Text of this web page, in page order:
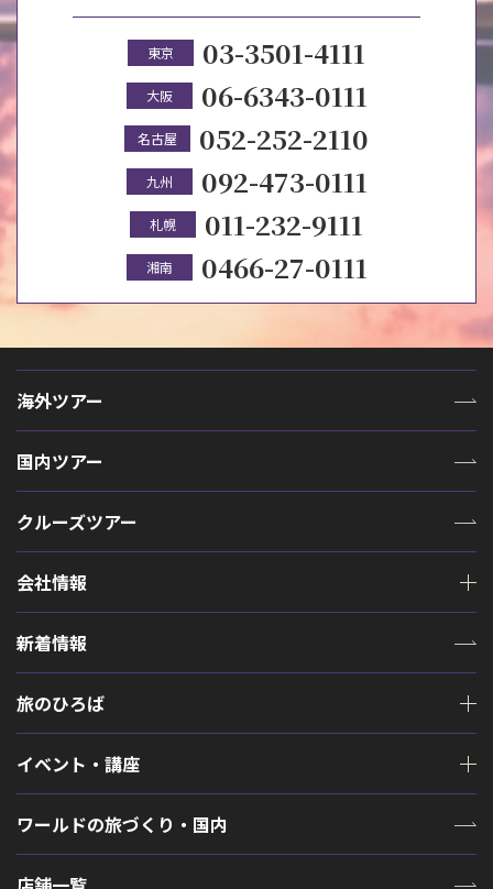
東京 03-3501-4111
大阪 06-6343-0111
名古屋 052-252-2110
九州 092-473-0111
札幌 011-232-9111
湘南 0466-27-0111
海外ツアー
国内ツアー
クルーズツアー
会社情報
新着情報
旅のひろば
イベント・講座
ワールドの旅づくり・国内